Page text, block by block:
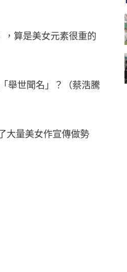
算是美女元素很重的
舉世聞名」？（蔡浩騰
大量美女作宣傳做勢